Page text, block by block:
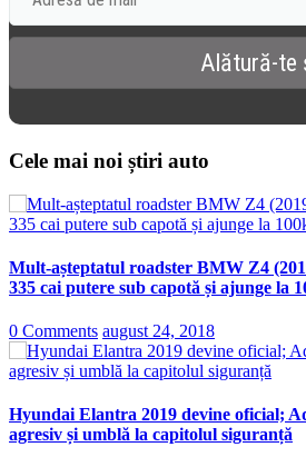
Cele mai noi știri auto
Mult-așteptatul roadster BMW Z4
335 cai putere sub capotă și ajunge la
0 Comments august 24, 2018
Hyundai Elantra 2019 devine oficial;
agresiv și umblă la capitolul siguranță